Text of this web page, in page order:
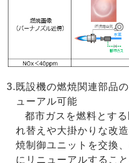
3. 既設機の燃焼関連部品
ューアル可能
都市ガスを燃料とする
れ替えや大掛かりな改
焼制御ユニットを交換
にリニューアルするこ